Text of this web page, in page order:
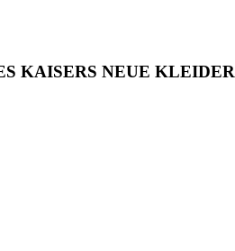
KAISERS NEUE KLEIDER